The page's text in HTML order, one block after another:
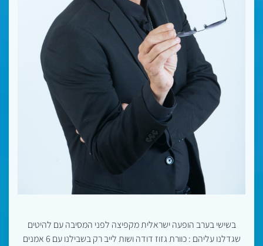
בשישי בערב הופעה ישראלית מקפיצה לפני המסיבה עם להיטים
שגדלנו עליהם : כוורת גזוז דודה ושות לייב רק בשבילנו עם 6 אמנים